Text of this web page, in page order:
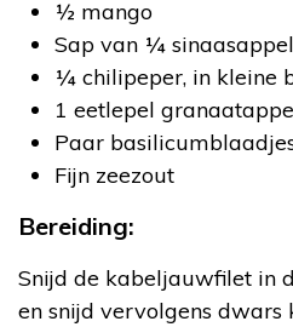
½ mango
Sap van ¼ sinaasappel
¼ chilipeper, in kleine
1 eetlepel
Paar
Fijn zeezout
Bereiding:
Snijd de kabeljauwfilet in
en snijd vervolgens dwars